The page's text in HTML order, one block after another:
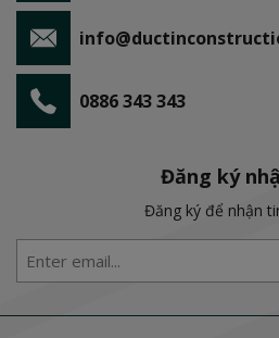
0886 343 343
Đăng ký
Đăng ký để nhận